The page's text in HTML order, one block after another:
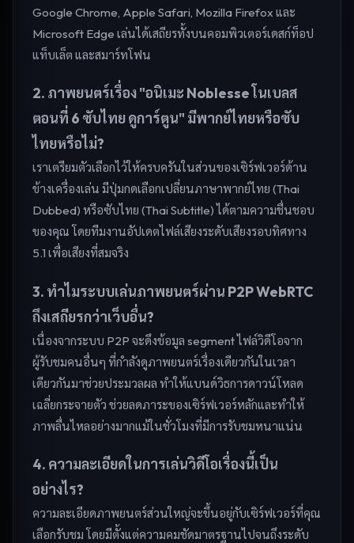
Google Chrome, Apple Safari, Mozilla Firefox และ
Microsoft Edge เล่นได้เสถียรทั้งบนคอมพิวเตอร์เดสก์ท็อป
แท็บเล็ต และสมาร์ทโฟน
2. ภาพยนตร์เรื่อง "อนิเมะ Noblesse โนเบลส
ตอนที่ 6 ซับไทย ดูการ์ตูน" มีพากย์ไทยหรือซับ
ไทยหรือไม่?
เราเตรียมตัวเลือกไว้ให้ครบครันในส่วนของเซิร์ฟเวอร์ด้าน
ข้างเครื่องเล่น มีปุ่มกดเลือกเปลี่ยนภาษาพากย์ไทย (Thai
Dubbed) หรือซับไทย (Thai Subtitle) ได้ตามความชื่นชอบ
ของคุณ โดยทีมงานอัปเดตไฟล์เสียงระดับเสียงรอบทิศทาง
5.1 เพื่อเสียงที่สมจริง
3. ทำไมระบบเล่นภาพยนตร์ผ่าน P2P WebRTC
ถึงเสถียรกว่าเว็บอื่น?
เนื่องจากระบบ P2P จะดึงข้อมูล segment ไฟล์วิดีโอจาก
ผู้รับชมคนอื่นๆ ที่กำลังดูภาพยนตร์เรื่องเดียวกันในเวลา
เดียวกันมาช่วยประมวลผล ทำให้แบนด์วิธการดาวน์โหลด
เฉลี่ยกระจายตัว ช่วยลดภาระของเซิร์ฟเวอร์หลักและทำให้
ภาพลื่นไหลอย่างมากแม้ในชั่วโมงที่มีการรับชมหนาแน่น
4. ความละเอียดในการเล่นวิดีโอเรื่องนี้เป็น
อย่างไร?
ความละเอียดภาพยนตร์ส่วนใหญ่จะขึ้นอยู่กับเซิร์ฟเวอร์ที่คุณ
เลือกรับชม โดยมีตั้งแต่ความคมชัดมาตรฐานไปจนถึงระดับ